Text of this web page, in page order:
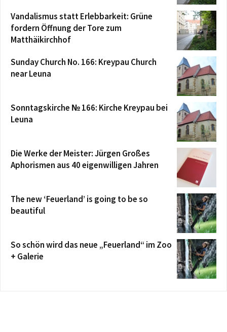
Vandalismus statt Erlebbarkeit: Grüne
fordern Öffnung der Tore zum
Matthäikirchhof
Sunday Church No. 166: Kreypau Church
near Leuna
Sonntagskirche № 166: Kirche Kreypau bei
Leuna
Die Werke der Meister: Jürgen Großes
Aphorismen aus 40 eigenwilligen Jahren
The new ‘Feuerland’ is going to be so
beautiful
So schön wird das neue „Feuerland“ im Zoo
+ Galerie